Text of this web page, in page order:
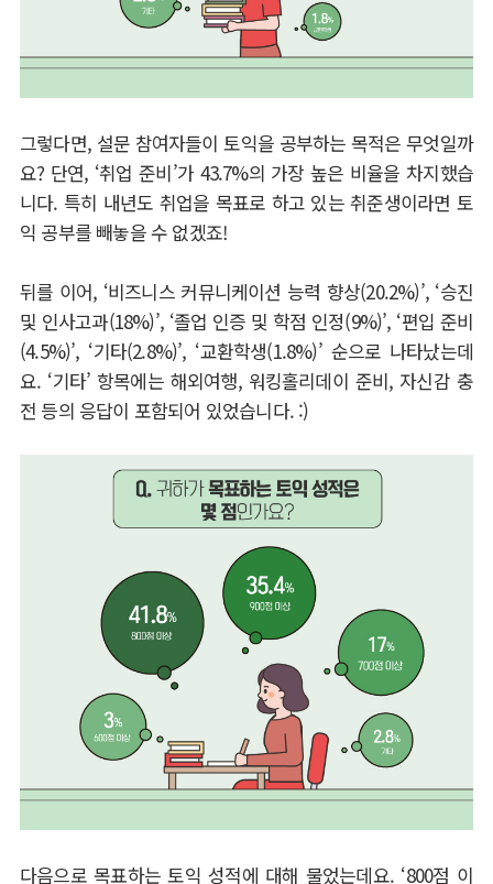
그렇다면, 설문 참여자들이 토익을 공부하는 목적은 무엇일까
요? 단연, ‘취업 준비’가 43.7%의 가장 높은 비율을 차지했습
니다. 특히 내년도 취업을 목표로 하고 있는 취준생이라면 토
익 공부를 빼놓을 수 없겠죠!
뒤를 이어, ‘비즈니스 커뮤니케이션 능력 향상(20.2%)’, ‘승진
및 인사고과(18%)’, ‘졸업 인증 및 학점 인정(9%)’, ‘편입 준비
(4.5%)’, ‘기타(2.8%)’, ‘교환학생(1.8%)’ 순으로 나타났는데
요. ‘기타’항목에는 해외여행, 워킹홀리데이 준비, 자신감 충
전 등의 응답이 포함되어 있었습니다. :)
다음으로 목표하는 토익 성적에 대해 물었는데요. ‘800점 이